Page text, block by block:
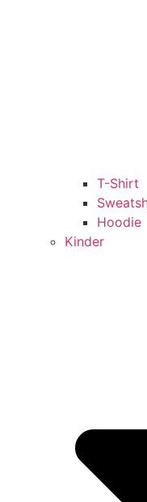
T-Shirt
Hoodie
Kinder